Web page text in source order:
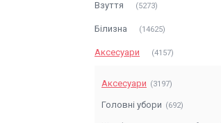
Взуття 5273
Білизна 14625
Аксесуари 4157
Аксесуари 3197
Головні убори 692